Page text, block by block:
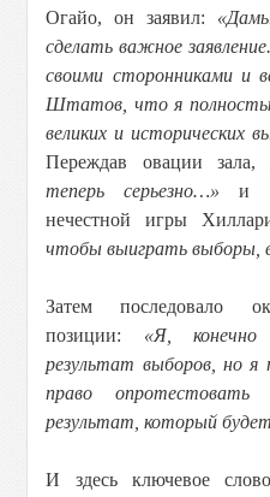
Огайо, он заявил:
сделать важное
своими сторонниками и
Штатов, что я
великих и исторических
Переждав овации зала,
теперь серьезно…»и
нечестной игры
чтобы выиграть выборы,
Затем последовало
позиции: «Я,
результат выборов, но
право
результат, который
И здесь ключевое